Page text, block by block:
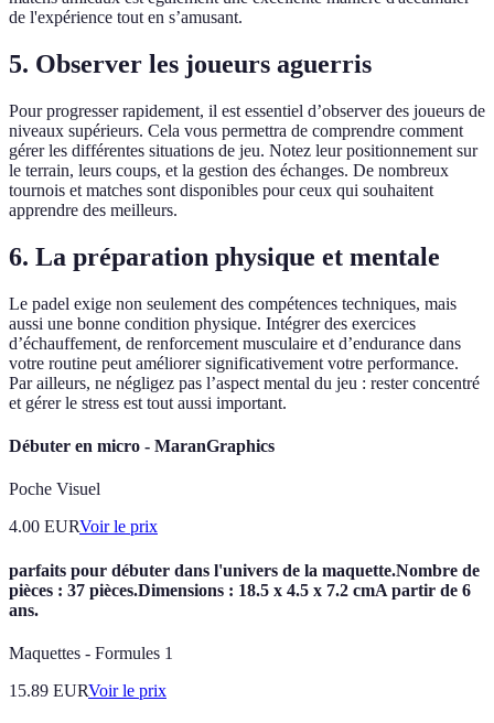
de l'expérience tout en s’amusant.
5. Observer les joueurs aguerris
Pour progresser rapidement, il est essentiel d’observer des joueurs de
niveaux supérieurs. Cela vous permettra de comprendre comment
gérer les différentes situations de jeu. Notez leur positionnement sur
le terrain, leurs coups, et la gestion des échanges. De nombreux
tournois et matches sont disponibles pour ceux qui souhaitent
apprendre des meilleurs.
6. La préparation physique et mentale
Le padel exige non seulement des compétences techniques, mais
aussi une bonne condition physique. Intégrer des exercices
d’échauffement, de renforcement musculaire et d’endurance dans
votre routine peut améliorer significativement votre performance.
Par ailleurs, ne négligez pas l’aspect mental du jeu : rester concentré
et gérer le stress est tout aussi important.
Débuter en micro - MaranGraphics
Poche Visuel
4.00 EURVoir le prix
parfaits pour débuter dans l'univers de la maquette.Nombre de
pièces : 37 pièces.Dimensions : 18.5 x 4.5 x 7.2 cmA partir de 6
ans.
Maquettes - Formules 1
15.89 EURVoir le prix